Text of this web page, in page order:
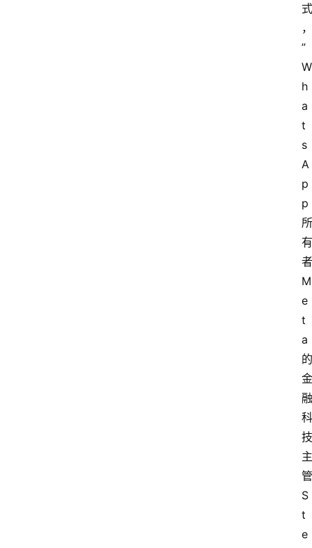
式
，
”
W
h
a
t
s
A
p
p
所
有
者
M
e
t
a
的
金
融
科
技
主
管
S
t
e